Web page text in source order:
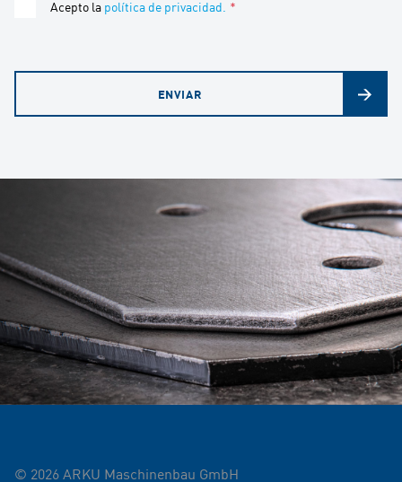
Acepto la política de privacidad. *
© 2026ARKU Maschinenbau GmbH